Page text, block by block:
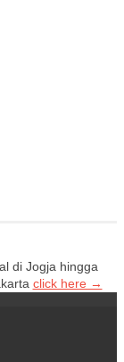
di Jogja hingga
click here →